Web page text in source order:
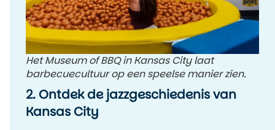
Het Museum of BBQ in Kansas City laat
barbecuecultuur op een speelse manier zien.
2. Ontdek de jazzgeschiedenis van
Kansas City